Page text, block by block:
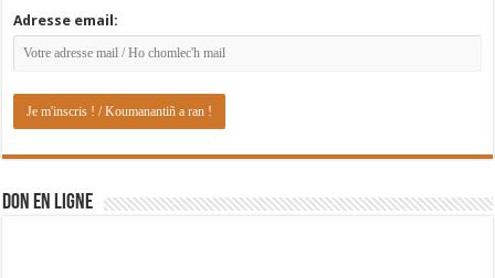
Adresse email:
DON EN LIGNE